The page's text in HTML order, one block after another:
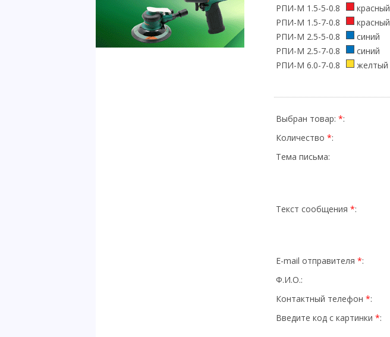
РПИ-М 1.5-5-0.8
красный
РПИ-М 1.5-7-0.8
красный
РПИ-М 2.5-5-0.8
синий
РПИ-М 2.5-7-0.8
синий
РПИ-М 6.0-7-0.8
желтый
Выбран товар: *:
Количество *:
Тема письма:
Текст сообщения *:
E-mail отправителя *:
Ф.И.О.:
Контактный телефон *:
Введите код с картинки *: